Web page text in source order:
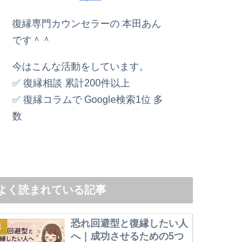
復縁専門カウンセラーの 本田あん
です＾＾
今はこんな活動をしています。
✅ 復縁相談 累計200件以上
✅ 復縁コラムで Google検索1位 多
数
く読まれている記事
恐れ回避型と復縁したい人
へ｜成功させるための5つ